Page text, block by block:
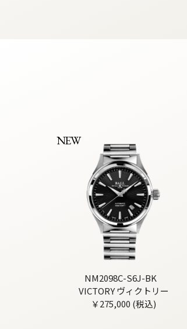
NEW
NM2098C-S6J-BK
VICTORY ヴィクトリー
￥275,000 (税込)